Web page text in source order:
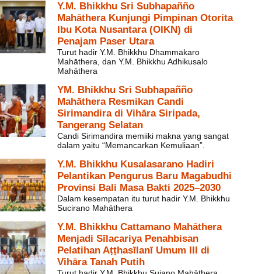
Y.M. Bhikkhu Sri Subhapañño
Mahāthera Kunjungi Pimpinan Otorita
Ibu Kota Nusantara (OIKN) di
Penajam Paser Utara
Turut hadir Y.M. Bhikkhu Dhammakaro
Mahāthera, dan Y.M. Bhikkhu Adhikusalo
Mahāthera
YM. Bhikkhu Sri Subhapañño
Mahāthera Resmikan Candi
Sirimandira di Vihāra Siripada,
Tangerang Selatan
Candi Sirimandira memiiki makna yang sangat
dalam yaitu “Memancarkan Kemuliaan”.
Y.M. Bhikkhu Kusalasarano Hadiri
Pelantikan Pengurus Baru Magabudhi
Provinsi Bali Masa Bakti 2025–2030
Dalam kesempatan itu turut hadir Y.M. Bhikkhu
Sucirano Mahāthera
Y.M. Bhikkhu Cattamano Mahāthera
Menjadi Sīlacariya Penahbisan
Pelatihan Aṭṭhasīlanī Umum III di
Vihāra Tanah Putih